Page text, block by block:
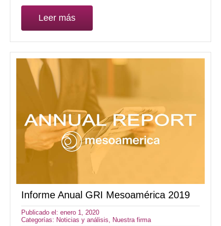
Leer más
Informe Anual GRI Mesoamérica 2019
Publicado el: enero 1, 2020
Categorías: Noticias y análisis, Nuestra firma